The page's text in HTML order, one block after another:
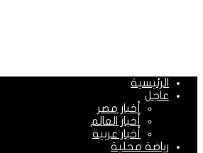
الرئيسية
عاجل
أخبار مصر
أخبار العالم
أخبار عربية
رياضة محلية